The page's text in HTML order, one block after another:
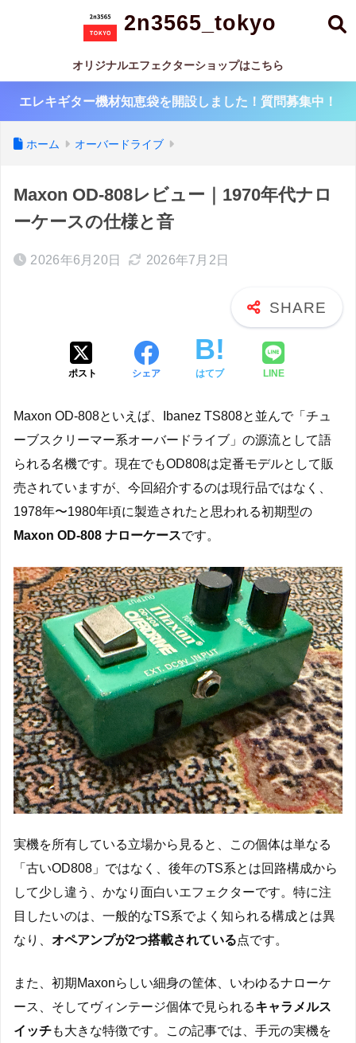
2n3565_tokyo
オリジナルエフェクターショップはこちら
エレキギター機材知恵袋を開設しました！質問募集中！
ホーム オーバードライブ
Maxon OD-808レビュー｜1970年代ナロ
ーケースの仕様と音
2026年6月20日 2026年7月2日
ポスト シェア はてブ LINE
Maxon OD-808といえば、Ibanez TS808と並んで「チュ
ーブスクリーマー系オーバードライブ」の源流として語
られる名機です。現在でもOD808は定番モデルとして販
売されていますが、今回紹介するのは現行品ではなく、
1978年〜1980年頃に製造されたと思われる初期型の
Maxon OD-808 ナローケースです。
実機を所有している立場から見ると、この個体は単なる
「古いOD808」ではなく、後年のTS系とは回路構成から
して少し違う、かなり面白いエフェクターです。特に注
目したいのは、一般的なTS系でよく知られる構成とは異
なり、 オペアンプが2つ搭載されている点です。
また、初期Maxonらしい細身の筐体、いわゆるナローケ
ース、そしてヴィンテージ個体で見られるキャラメルス
イッチも大きな特徴です。この記事では、手元の実機を